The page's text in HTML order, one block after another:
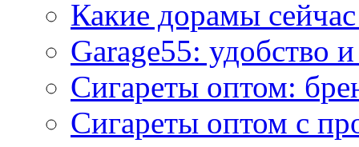
Какие дорамы
Garage55: удобство
Сигареты оптом:
Сигареты оптом с